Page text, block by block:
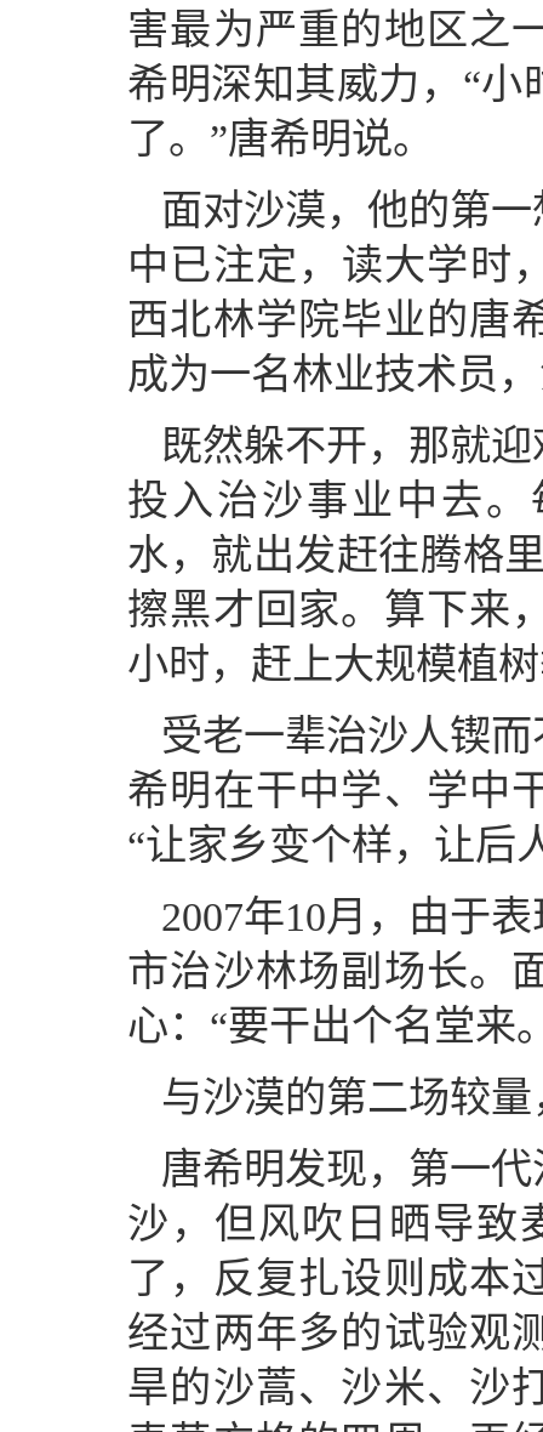
害最为严重的地区之
希明深知其威力，“
了。”唐希明说。
面对沙漠，他的第
中已注定，读大学时
西北林学院毕业的唐
成为一名林业技术员
既然躲不开，那就
投入治沙事业中去
水，就出发赶往腾格
擦黑才回家。算下来
小时，赶上大规模植
受老一辈治沙人锲
希明在干中学、学中
“让家乡变个样，让后
2007年10月，由于
市治沙林场副场长。
心：“要干出个名堂来
与沙漠的第二场较
唐希明发现，第一
沙，但风吹日晒导致
了，反复扎设则成本
经过两年多的试验观
旱的沙蒿、沙米、沙